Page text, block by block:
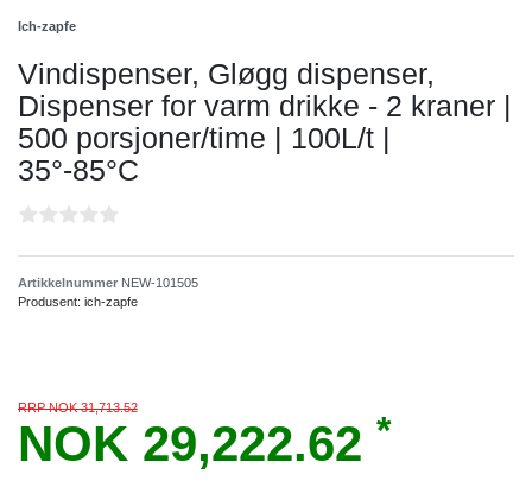
Ich-zapfe
Vindispenser, Gløgg dispenser,
Dispenser for varm drikke - 2 kraner |
500 porsjoner/time | 100L/t |
35°-85°C
Artikkelnummer NEW-101505
Produsent: ich-zapfe
RRP NOK 31,713.52
NOK 29,222.62 *